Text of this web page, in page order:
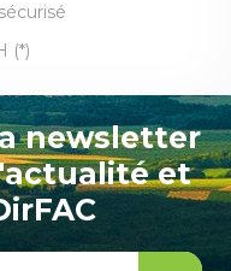
(*)
newsletter
et